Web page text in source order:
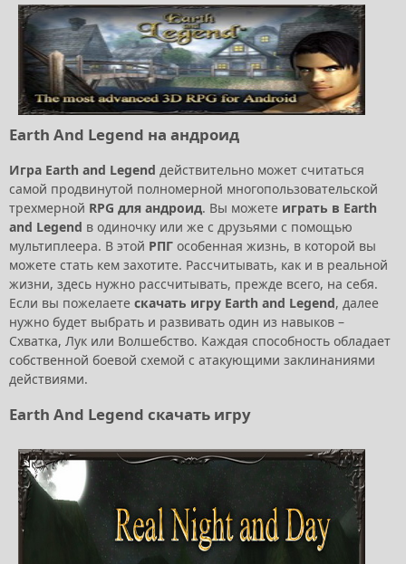
Earth And Legend на андроид
Игра Earth and Legend действительно может считаться
самой продвинутой полномерной многопользовательской
трехмерной RPG для андроид. Вы можете играть в Earth
and Legend в одиночку или же с друзьями с помощью
мультиплеера. В этой РПГ особенная жизнь, в которой вы
можете стать кем захотите. Рассчитывать, как и в реальной
жизни, здесь нужно рассчитывать, прежде всего, на себя.
Если вы пожелаете скачать игру Earth and Legend, далее
нужно будет выбрать и развивать один из навыков –
Схватка, Лук или Волшебство. Каждая способность обладает
собственной боевой схемой с атакующими заклинаниями
действиями.
Earth And Legend скачать игру